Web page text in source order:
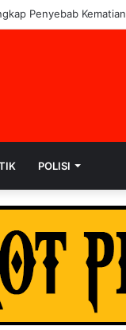
ke Korban,
POLISI